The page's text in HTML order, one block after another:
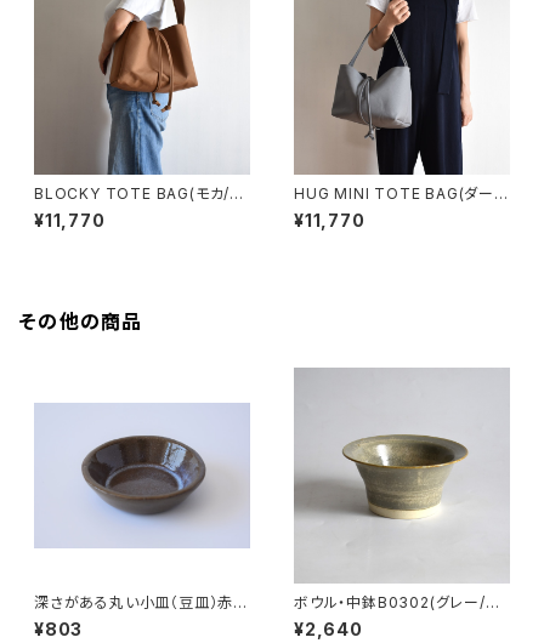
BLOCKY TOTE BAG(モカ/ブ
ラウン)
¥11,770
HUG MINI TOTE BAG(ダーク
グレー)
¥11,770
その他の商品
深さがある丸い小皿（豆皿）赤土
×乳濁灰釉
¥803
ボウル・中鉢B0302(グレー/ベ
ージュ)
¥2,640